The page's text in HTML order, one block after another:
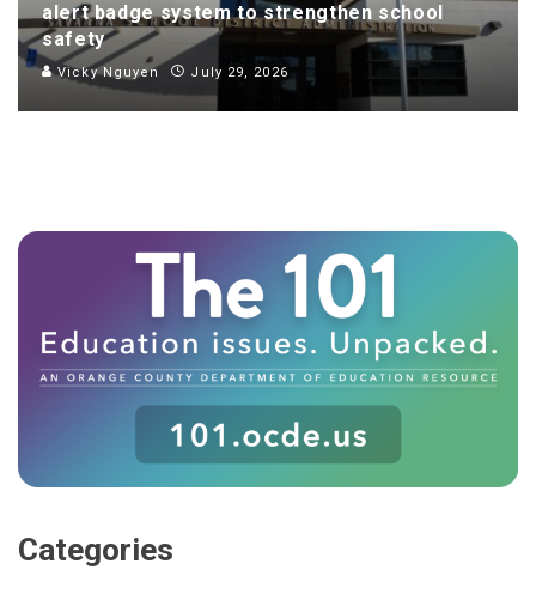
alert badge system to strengthen school
safety
Vicky Nguyen July 29, 2026
Categories